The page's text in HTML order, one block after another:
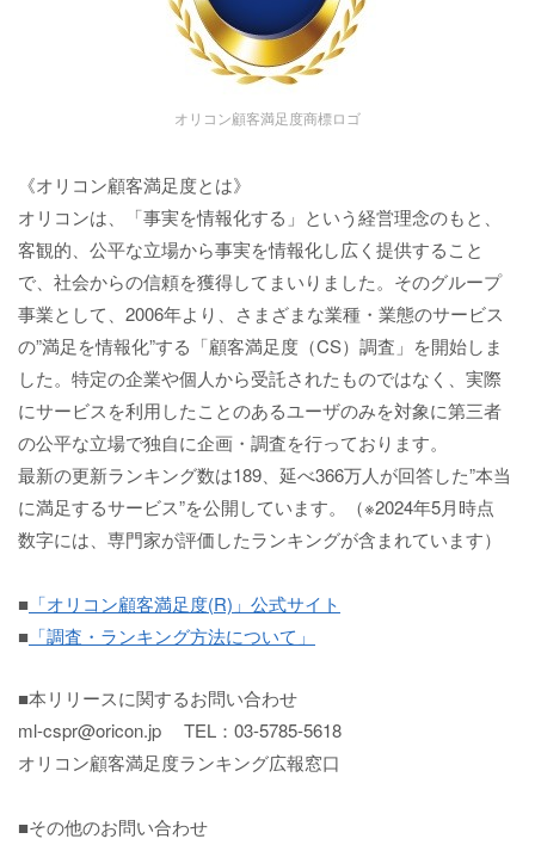
オリコン顧客満足度商標ロゴ
《オリコン顧客満足度とは》
オリコンは、「事実を情報化する」という経営理念のもと、
客観的、公平な立場から事実を情報化し広く提供すること
で、社会からの信頼を獲得してまいりました。そのグループ
事業として、2006年より、さまざまな業種・業態のサービス
の”満足を情報化”する「顧客満足度（CS）調査」を開始しま
した。特定の企業や個人から受託されたものではなく、実際
にサービスを利用したことのあるユーザのみを対象に第三者
の公平な立場で独自に企画・調査を行っております。
最新の更新ランキング数は189、延べ366万人が回答した”本当
に満足するサービス”を公開しています。（※2024年5月時点
数字には、専門家が評価したランキングが含まれています）
■ 「オリコン顧客満足度(R)」公式サイト
■ 「調査・ランキング方法について」
■本リリースに関するお問い合わせ
ml-cspr@oricon.jp TEL：03-5785-5618
オリコン顧客満足度ランキング広報窓口
■その他のお問い合わせ